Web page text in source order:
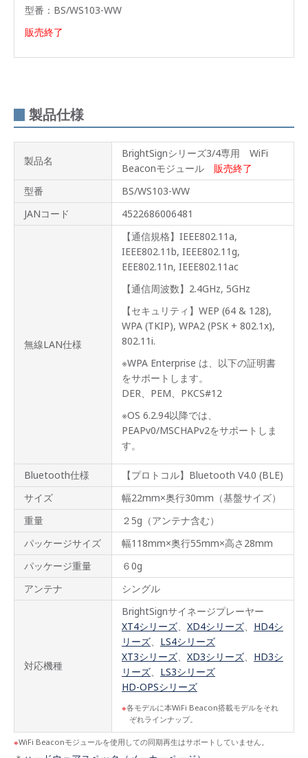
型番：BS/WS103-WW
販売終了
製品仕様
製品名
BrightSignシリーズ3/4専用 WiFi
Beaconモジュール 販売終了
型番
BS/WS103-WW
JANコード
4522686006481
無線LAN仕様
【通信規格】IEEE802.11a,
IEEE802.11b, IEEE802.11g,
EEE802.11n, IEEE802.11ac
【通信周波数】2.4GHz, 5GHz
【セキュリティ】WEP (64 & 128),
WPA (TKIP), WPA2 (PSK + 802.1x),
802.11i.
※WPA Enterprise は、以下の証明書
をサポートします。
DER、PEM、PKCS#12
※OS 6.2.94以降では、
PEAPv0/MSCHAPv2をサポートしま
す。
Bluetooth仕様
【プロトコル】Bluetooth V4.0 (BLE)
サイズ
幅22mm×奥行30mm（基盤サイズ）
重量
２5g（アンテナ含む）
パッケージサイズ
幅118mm×奥行55mm×高さ28mm
パッケージ重量
６0g
アンテナ
シングル
対応機種
BrightSignサイネージプレーヤー
XT4シリーズ
XD4シリーズ
HD4シ
リーズ
LS4シリーズ
XT3シリーズ
XD3シリーズ
HD3シ
リーズ
LS3シリーズ
HD-OPSシリーズ
各モデルに本WiFi Beacon搭載モデルをそれ
ぞれラインナップ。
WiFi Beaconモジュールを使用しての同期再生はサポートしていません。